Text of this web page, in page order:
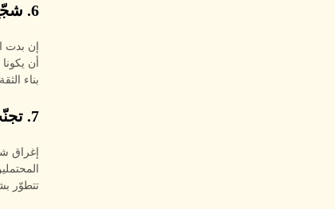
6. شجّع على اللقاءات خارج الإنترنت
إن بدت
أن
بناء الثقة.
7. تجنّب الأخطاء المحتملة
إغراق
تتطوّر